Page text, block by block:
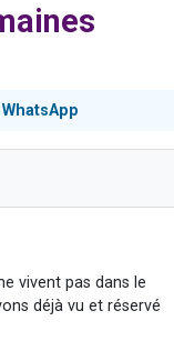
WhatsApp
vivent pas dans le
déjà vu et réservé